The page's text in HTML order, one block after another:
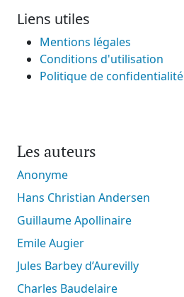
Liens utiles
Mentions légales
Conditions d'utilisation
Politique de confidentialité
Les auteurs
Anonyme
Hans Christian Andersen
Guillaume Apollinaire
Emile Augier
Jules Barbey d’Aurevilly
Charles Baudelaire